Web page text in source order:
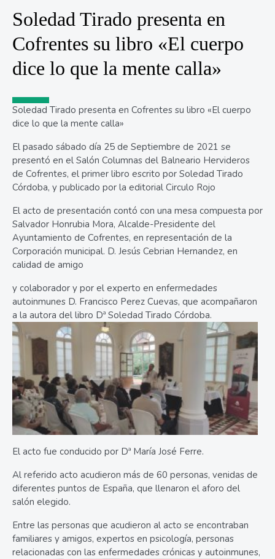
Soledad Tirado presenta en
Cofrentes su libro «El cuerpo
dice lo que la mente calla»
Soledad Tirado presenta en Cofrentes su libro «El cuerpo
dice lo que la mente calla»
El pasado sábado día 25 de Septiembre de 2021 se
presentó en el Salón Columnas del Balneario Hervideros
de Cofrentes, el primer libro escrito por Soledad Tirado
Córdoba, y publicado por la editorial Circulo Rojo
El acto de presentación contó con una mesa compuesta por
Salvador Honrubia Mora, Alcalde-Presidente del
Ayuntamiento de Cofrentes, en representación de la
Corporación municipal. D. Jesús Cebrian Hernandez, en
calidad de amigo
y colaborador y por el experto en enfermedades
autoinmunes D. Francisco Perez Cuevas, que acompañaron
a la autora del libro Dª Soledad Tirado Córdoba.
El acto fue conducido por Dª María José Ferre.
Al referido acto acudieron más de 60 personas, venidas de
diferentes puntos de España, que llenaron el aforo del
salón elegido.
Entre las personas que acudieron al acto se encontraban
familiares y amigos, expertos en psicología, personas
relacionadas con las enfermedades crónicas y autoinmunes,